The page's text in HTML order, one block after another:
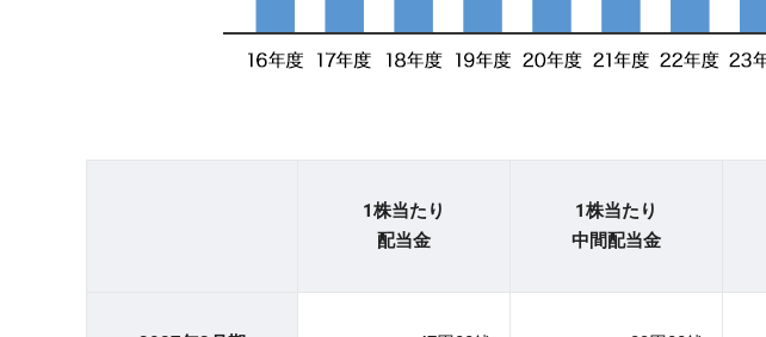
1株当たり
配当金
1株当たり
中間配当金